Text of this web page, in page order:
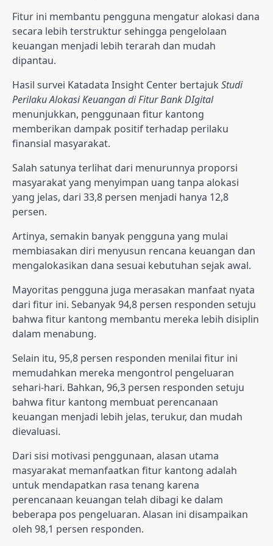
Fitur ini membantu pengguna mengatur alokasi dana
secara lebih terstruktur sehingga pengelolaan
keuangan menjadi lebih terarah dan mudah
dipantau.
Hasil survei Katadata Insight Center bertajuk Studi
Perilaku Alokasi Keuangan di Fitur Bank DIgital
menunjukkan, penggunaan fitur kantong
memberikan dampak positif terhadap perilaku
finansial masyarakat.
Salah satunya terlihat dari menurunnya proporsi
masyarakat yang menyimpan uang tanpa alokasi
yang jelas, dari 33,8 persen menjadi hanya 12,8
persen.
Artinya, semakin banyak pengguna yang mulai
membiasakan diri menyusun rencana keuangan dan
mengalokasikan dana sesuai kebutuhan sejak awal.
Mayoritas pengguna juga merasakan manfaat nyata
dari fitur ini. Sebanyak 94,8 persen responden setuju
bahwa fitur kantong membantu mereka lebih disiplin
dalam menabung.
Selain itu, 95,8 persen responden menilai fitur ini
memudahkan mereka mengontrol pengeluaran
sehari-hari. Bahkan, 96,3 persen responden setuju
bahwa fitur kantong membuat perencanaan
keuangan menjadi lebih jelas, terukur, dan mudah
dievaluasi.
Dari sisi motivasi penggunaan, alasan utama
masyarakat memanfaatkan fitur kantong adalah
untuk mendapatkan rasa tenang karena
perencanaan keuangan telah dibagi ke dalam
beberapa pos pengeluaran. Alasan ini disampaikan
oleh 98,1 persen responden.